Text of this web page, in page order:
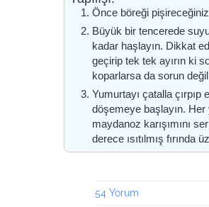
Önce böreği pişireceğiniz
Büyük bir tencerede
kadar haşlayın. Dikkat
geçirip tek tek ayırın ki
koparlarsa da sorun
Yumurtayı çatalla çırpıp
döşemeye başlayın. Her
maydanoz karışımını
derece ısıtılmış fırında
54 Yorum